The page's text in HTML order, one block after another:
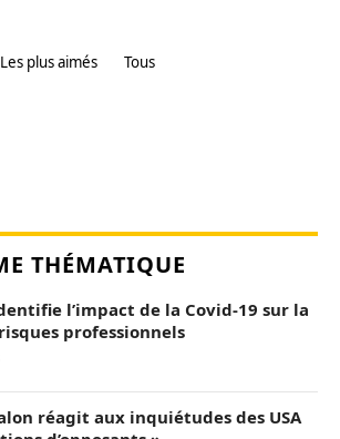
Les plus aimés Tous
THÉMATIQUE
l’impact de la Covid-19 sur la
professionnels
réagit aux inquiétudes des USA